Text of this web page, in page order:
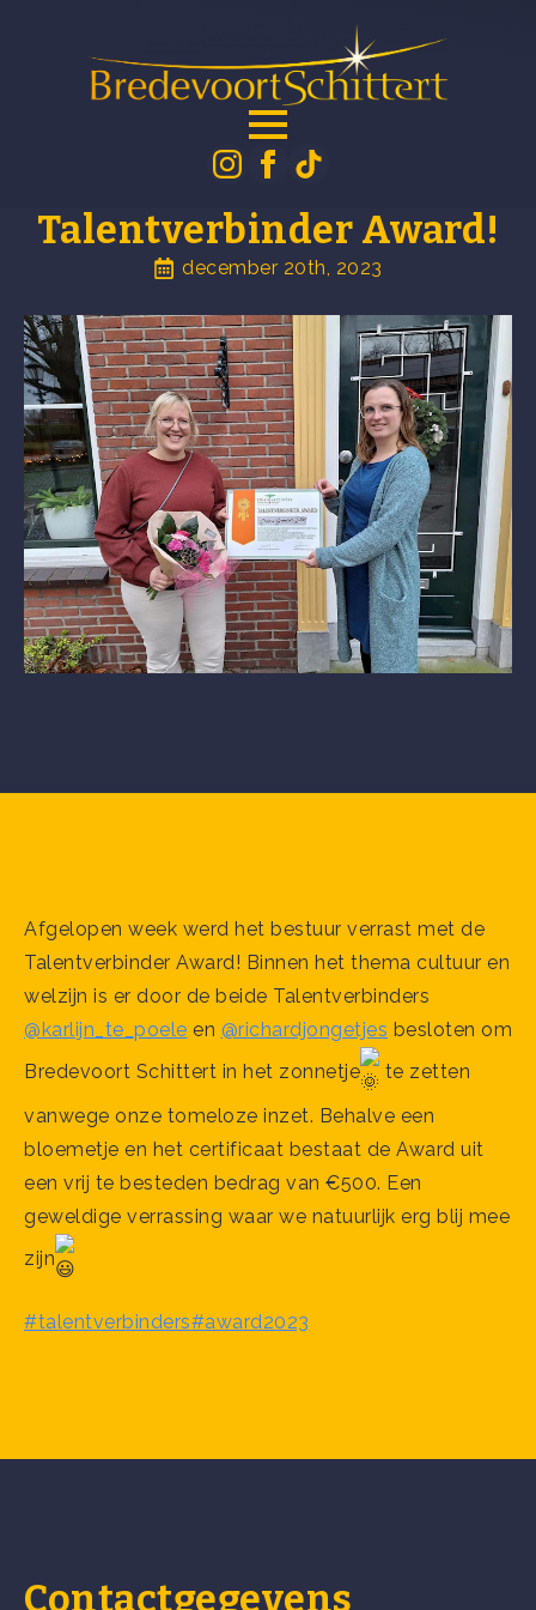
Talentverbinder Award!
december 20th, 2023
Afgelopen week werd het bestuur verrast met de
Talentverbinder Award! Binnen het thema cultuur en
welzijn is er door de beide Talentverbinders
@karlijn_te_poele en @richardjongetjes besloten om
Bredevoort Schittert in het zonnetje
te zetten
vanwege onze tomeloze inzet. Behalve een
bloemetje en het certificaat bestaat de Award uit
een vrij te besteden bedrag van €500. Een
geweldige verrassing waar we natuurlijk erg blij mee
zijn
#talentverbinders#award2023
Contactgegevens